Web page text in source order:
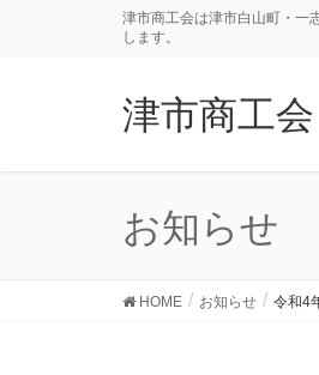
津市商工会は津市白山町・一
します。
津市商工会
お知らせ
HOME お知らせ 令和4